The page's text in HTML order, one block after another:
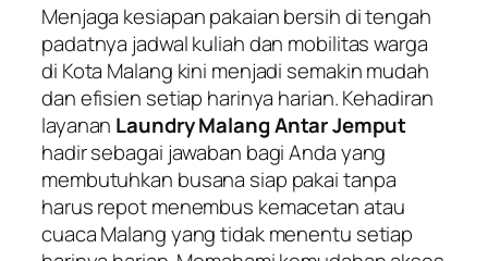
Menjaga kesiapan pakaian bersih di tengah
padatnya jadwal kuliah dan mobilitas warga
di Kota Malang kini menjadi semakin mudah
dan efisien setiap harinya harian. Kehadiran
layanan Laundry Malang Antar Jemput
hadir sebagai jawaban bagi Anda yang
membutuhkan busana siap pakai tanpa
harus repot menembus kemacetan atau
cuaca Malang yang tidak menentu setiap